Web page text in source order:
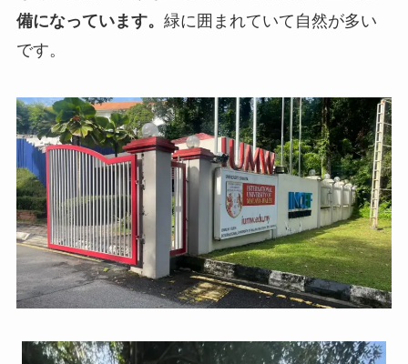
備になっています。 緑に囲まれていて自然が多い
です。